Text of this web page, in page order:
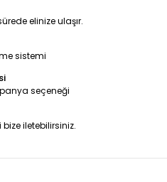
elinize ulaşır.
sistemi
seçeneği
bize iletebilirsiniz.